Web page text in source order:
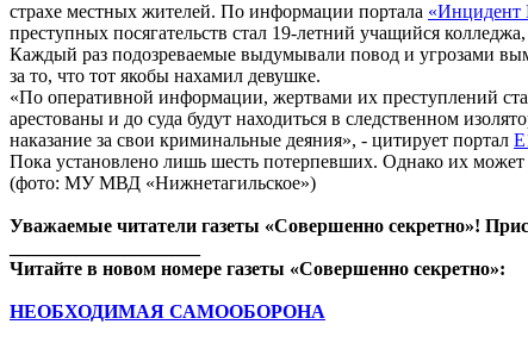
страхе местных жителей. По информации портала «Инцидент
преступных посягательств стал 19-летний учащийся
Каждый раз подозреваемые выдумывали повод и угрозами
за то, что тот якобы нахамил девушке.
«По оперативной информации, жертвами их преступлений
арестованы и до суда будут находиться в следственном
наказание за свои криминальные деяния», - цитирует портал
Пока установлено лишь шесть потерпевших. Однако их
(фото: МУ МВД «Нижнетагильское»)
Уважаемые читатели газеты «Совершенно секретно»!
Читайте в новом номере газеты «Совершенно секретно»:
НЕОБХОДИМАЯ САМООБОРОНА